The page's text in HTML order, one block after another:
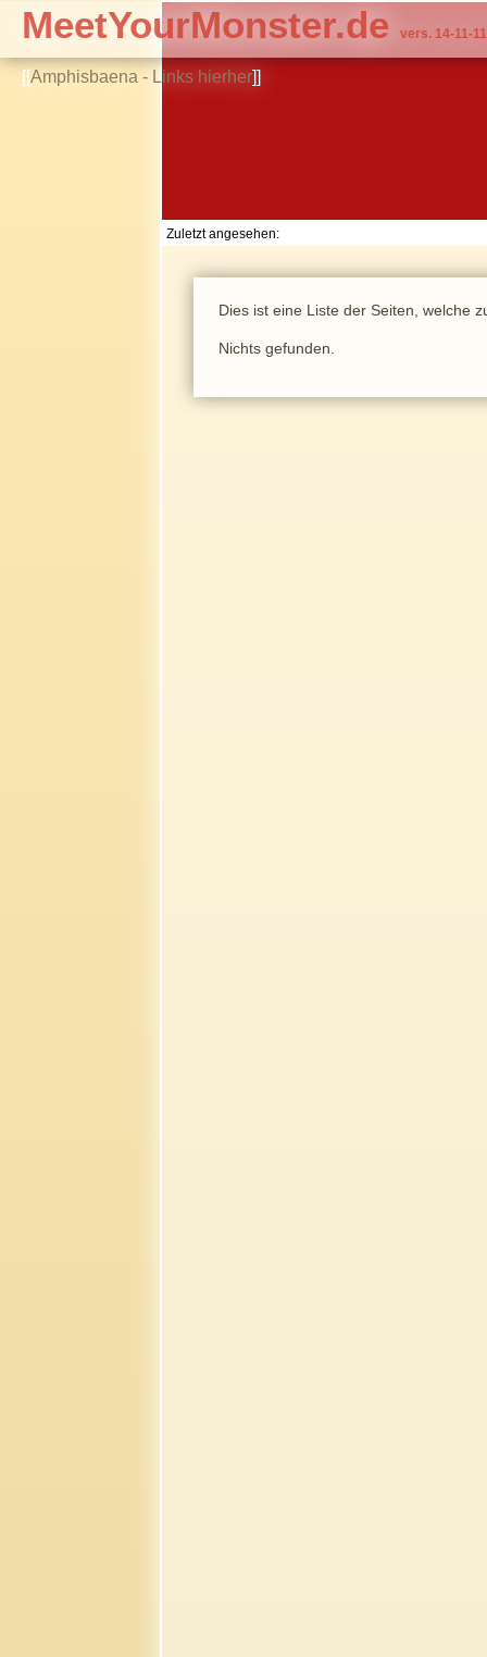
[[Amphisbaena - Links hierher]]
MeetYourMonster.de vers. 14-11-11
Zuletzt angesehen:
Dies ist eine Liste der Seiten, welche
Nichts gefunden.